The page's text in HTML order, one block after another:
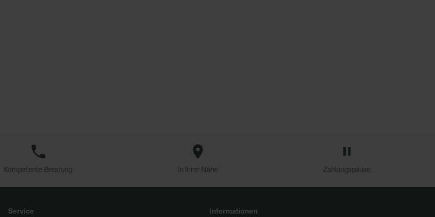
Kompetente Beratung In Ihrer Nähe Zahlungspause
Service Informationen